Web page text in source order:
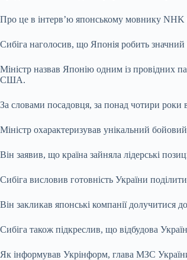
Про це в інтерв’ю японському мовнику NHK
Сибіга наголосив, що Японія робить значний
Міністр назвав Японію одним із провідних
США.
За словами посадовця, за понад чотири роки
Міністр охарактеризував унікальний
Він заявив, що країна зайняла лідерські
Сибіга висловив готовність України
Він закликав японські компанії долучитися
Сибіга також підкреслив, що відбудова
Як інформував Укрінформ, глава МЗС